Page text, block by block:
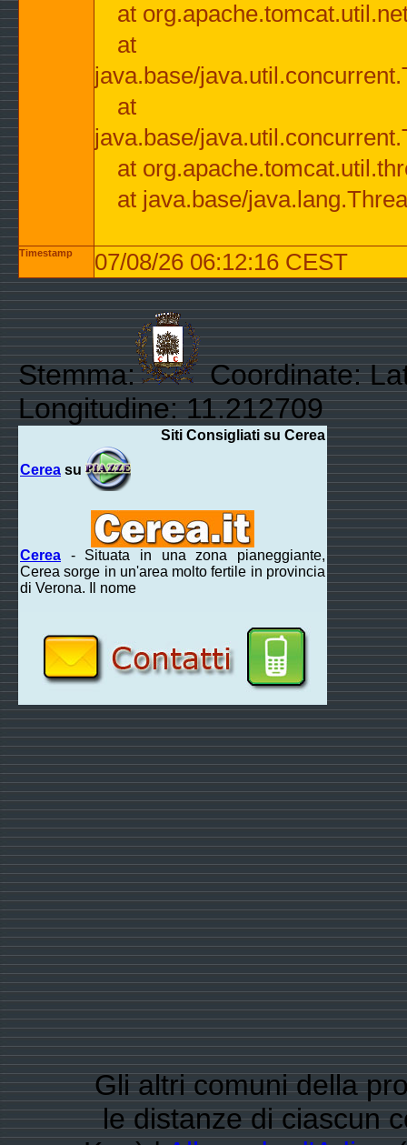
at
at
java.base/
at
java.base/
at
at java.base/
Timestamp 07/08/26 06:12:16 CEST
Stemma:
Coordinate:
Longitudine: 11.212709
Siti Consigliati su Cerea
Cerea su
Cerea - Situata in una zona pianeggiante,
Cerea sorge in un'area molto fertile in provincia
di Verona. Il nome
Gli altri comuni della
le distanze di ciascun